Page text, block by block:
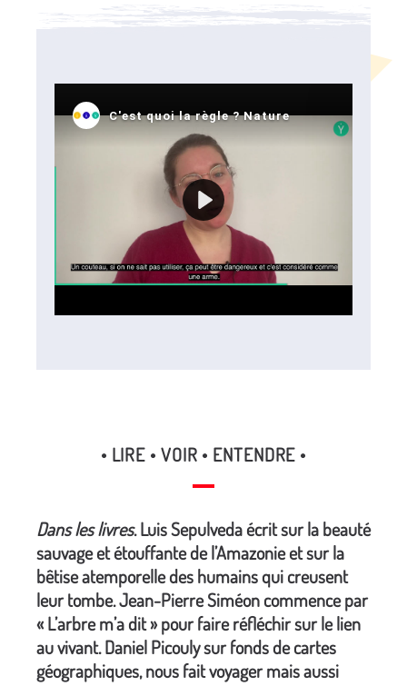
• LIRE • VOIR • ENTENDRE •
Dans les livres. Luis Sepulveda écrit sur la beauté
sauvage et étouffante de l’Amazonie et sur la
bêtise atemporelle des humains qui creusent
leur tombe. Jean-Pierre Siméon commence par
« L’arbre m’a dit » pour faire réfléchir sur le lien
au vivant. Daniel Picouly sur fonds de cartes
géographiques, nous fait voyager mais aussi